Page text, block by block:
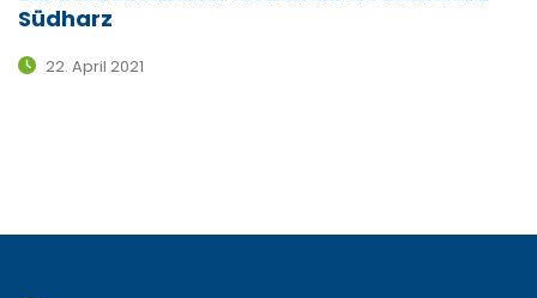
Südharz
22. April 2021